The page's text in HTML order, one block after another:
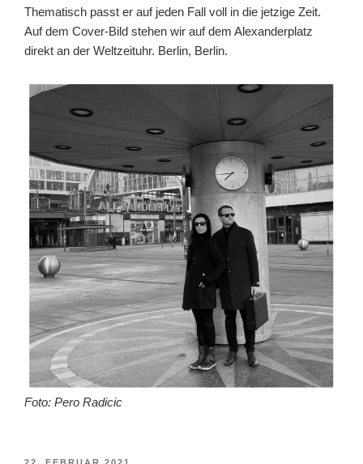
Thematisch passt er auf jeden Fall voll in die jetzige Zeit.
Auf dem Cover-Bild stehen wir auf dem Alexanderplatz
direkt an der Weltzeituhr. Berlin, Berlin.
Foto: Pero Radicic
VERÖFFENTLICHT